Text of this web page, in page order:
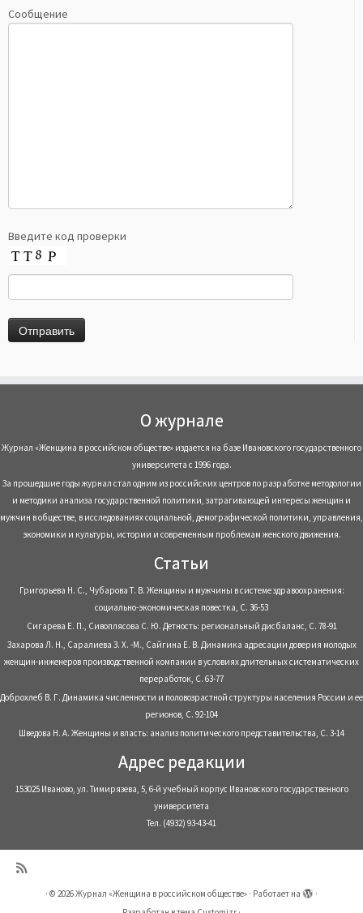
Сообщение
Введите код проверки
О журнале
Журнал «Женщина в российском обществе» издается на базе Ивановского государственного
университета с 1996 года.
За прошедшие годы журнал стал одним из российских центров по разработке методологии
и методики анализа государственной политики, затрагивающей интересы женщин и
мужчин в обществе, в исследованиях социальной, демографической политики, управления,
экономики и культуры, истории и современным проблемам женского движения.
Статьи
Григорьева Н. С., Чубарова Т. В. Женщины и мужчины в системе здравоохранения:
социально-экономическая повестка, С. 36-53
Сигарева Е. П., Сивоплясова С. Ю. Детность: региональный дисбаланс, С. 78-91
Захарова Л. Н., Саралиева З. Х. -М., Сайгина Е. В. Динамика адресации доверия молодых
женщин-инженеров производственной компании в условиях длительных систематических
переработок, С. 63-77
Доброхлеб В. Г. Динамика численности и половозрастной структуры населения России и ее
регионов, С. 92-104
Шведова Н. А. Женщины и власть: анализ политического представительства, С. 3-14
Адрес редакции
153025 Иваново, ул. Тимирязева, 5, 6-й учебный корпус Ивановского государственного
университета
Тел. (4932) 93-43-41
· © 2026Журнал «Женщина в российском обществе» · Работает на
·